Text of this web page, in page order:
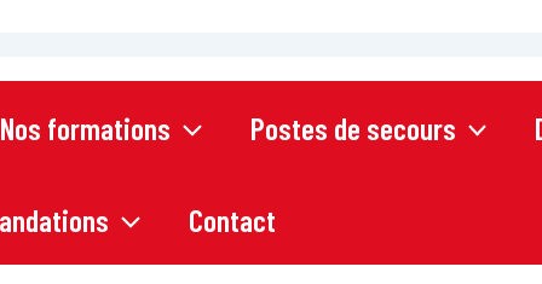
Nos formations Postes de secours
Contact